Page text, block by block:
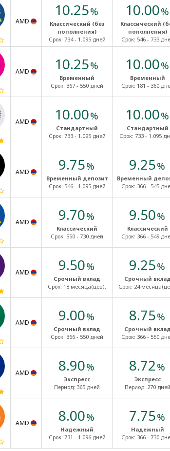
AMD
10.25%
Классический (без
пополнения)
Срок: 734 - 1.095 дней
10.00%
Классический
пополнения)
Срок: 546 - 733
AMD 10.25%
Временный
Срок: 367 - 550 дней
10.00%
Временный
Срок: 181 - 360
AMD 10.00%
Стандартный
Срок: 733 - 1.095 дней
10.00%
Стандартный
Срок: 733 - 1.095
AMD 9.75%
Временный депозит
Срок: 546 - 1.095 дней
9.25%
Временный
Срок: 366 - 545
AMD 9.70%
Классический
Срок: 550 - 730 дней
9.50%
Классический
Срок: 366 - 549
AMD 9.50%
Срочный вклад
Срок: 18 месяца(цев).
9.25%
Срочный вклад
Срок: 24
AMD 9.00%
Срочный вклад
Срок: 366 - 550 дней
8.75%
Срочный вклад
Срок: 366 - 550
AMD 8.90%
Экспресс
Период: 365 дней
8.72%
Экспресс
Период: 270 дней
AMD 8.00%
Надежный
Срок: 731 - 1.096 дней
7.75%
Надежный
Срок: 366 - 730